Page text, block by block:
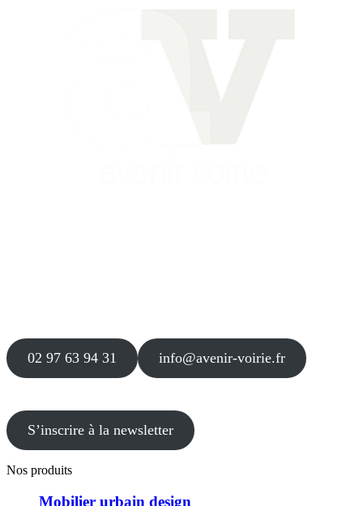
02 97 63 94 31 info@avenir-voirie.fr
S’inscrire à la newsletter
Nos produits
Mobilier urbain design